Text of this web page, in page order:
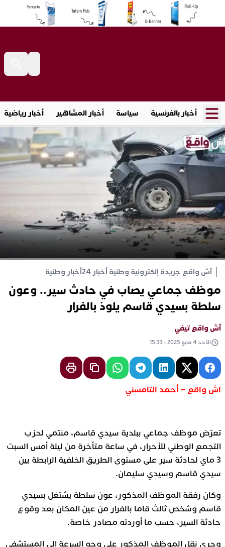
أخبار بالفرنسية سياسة أخبار المشاهير أخبار رياضية
آش واقع جريدة إلكترونية وطنية أخبار 24 أخبار وطنية
موظف جماعي يصاب في حادث سير.. وعون
سلطة بسيدي قاسم يلوذ بالفرار
آش واقع تيفي
الأحد 4 مايو 2025 - 15:33
اش واقع – أحمد التامسني
تعرّض موظف جماعي ببلدية سيدي قاسم، منتمي لحزب
التجمع الوطني للأحرار، في ساعة متأخرة من ليلة أمس السبت
3 ماي لحادثة سير على مستوى الطريق الخلفية الرابطة بين
سيدي قاسم وسيدي سليمان.
وكان رفقة الموظف المذكور، عون سلطة يشتغل بسيدي
قاسم وشخص ثالث قاما بالفرار من عين المكان بعد وقوع
حادثة السير، حسب ما أوردته مصادر خاصة.
وجرى نقل الموظف المذكور على وجه السرعة الى المستشفى